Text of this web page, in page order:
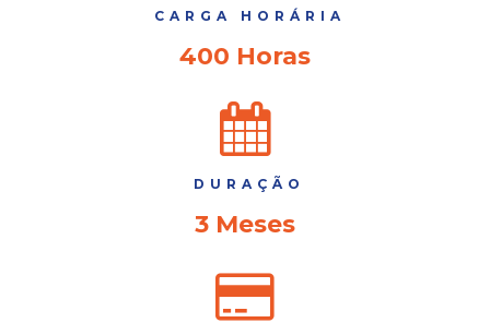
CARGA HORÁRIA
400 Horas
DURAÇÃO
3 Meses